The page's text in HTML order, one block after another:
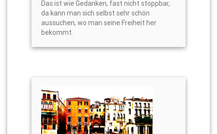
Das ist wie Gedanken, fast nicht stoppbar,
da kann man sich selbst sehr schön
aussuchen, wo man seine Freiheit her
bekommt.